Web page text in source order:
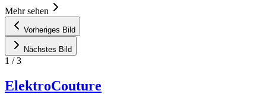
Mehr sehen
Vorheriges Bild
Nächstes Bild
1 /3
ElektroCouture